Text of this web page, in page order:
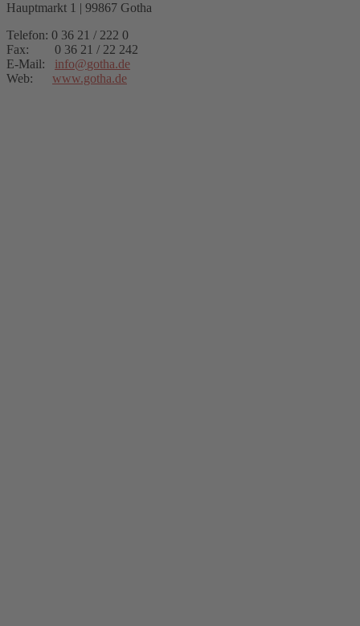
Hauptmarkt 1 | 99867 Gotha
Telefon: 0 36 21 / 222 0
Fax: 0 36 21 / 22 242
E-Mail: info@gotha.de
Web: www.gotha.de